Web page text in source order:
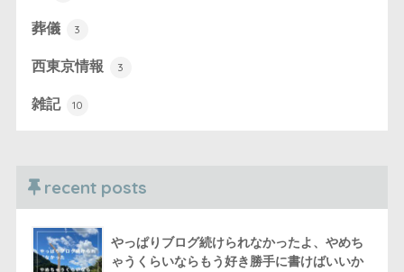
葬儀 3
西東京情報 3
雑記 10
recent posts
やっぱりブログ続けられなかったよ、やめち
ゃうくらいならもう好き勝手に書けばいいか